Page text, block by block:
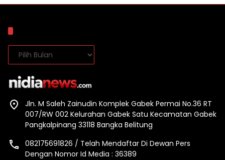
Arsip
Jln. M Saleh Zainudin Komplek Gabek Permai No.36 RT
007/RW 002 Kelurahan Gabek Satu Kecamatan Gabek
Pangkalpinang 33118 Bangka Belitung
082175691826 / Telah Mendaftar Di Dewan Pers
Dengan Nomor Id Media : 36389